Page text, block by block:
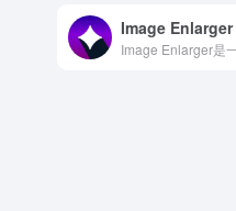
Image Enlarger